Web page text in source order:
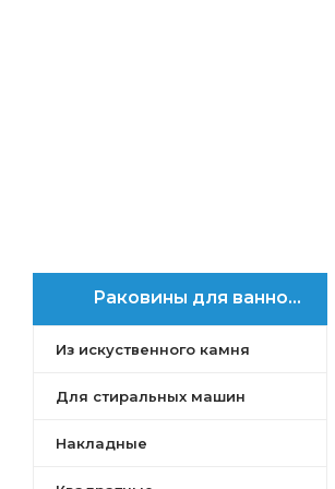
Раковины для ванной Азов
Из искуственного камня
Для стиральных машин
Накладные